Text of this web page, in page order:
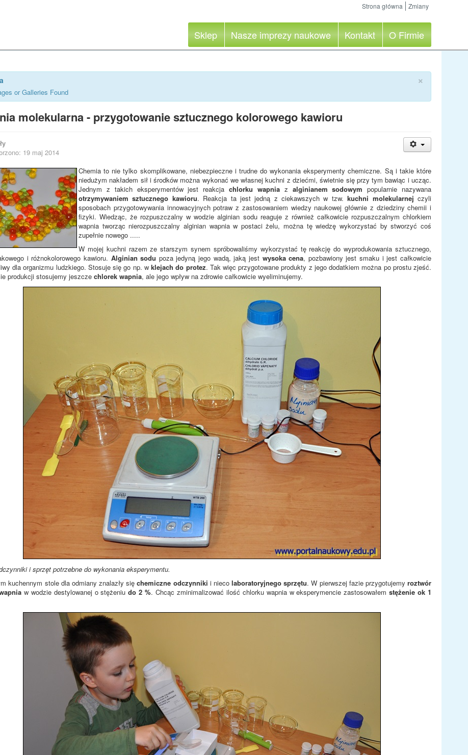
Strona główna Zmiany
Sklep Nasze imprezy naukowe Kontakt O Firmie
×
or Galleries Found
molekularna - przygotowanie sztucznego kolorowego kawioru
19 maj 2014
Chemia to nie tylko skomplikowane, niebezpieczne i trudne do wykonania eksperymenty chemiczne. Są i takie które
niedużym nakładem sił i środków można wykonać we własnej kuchni z dziećmi, świetnie się przy tym bawiąc i ucząc.
Jednym z takich eksperymentów jest reakcja chlorku wapniaz alginianem sodowym popularnie nazywana
otrzymywaniem sztucznego kawioru. Reakcja ta jest jedną z ciekawszych w tzw.kuchni molekularnej czyli
sposobach przygotowywania innowacyjnych potraw z zastosowaniem wiedzy naukowej głównie z dziedziny chemii i
fizyki. Wiedząc, że rozpuszczalny w wodzie alginian sodu reaguje z również całkowicie rozpuszczalnym chlorkiem
wapnia tworząc nierozpuszczalny alginian wapnia w postaci żelu, można tę wiedzę wykorzystać by stworzyć coś
zupełnie nowego .....
W mojej kuchni razem ze starszym synem spróbowaliśmy wykorzystać tę reakcję do wyprodukowania sztucznego,
i różnokolorowego kawioru. Alginian sodu poza jedyną jego wadą, jaką jest wysoka cena, pozbawiony jest smaku i jest całkowicie
dla organizmu ludzkiego. Stosuje się go np. wklejach do protez. Tak więc przygotowane produkty z jego dodatkiem można po prostu zjeść.
produkcji stosujemy jeszcze chlorek wapnia, ale jego wpływ na zdrowie całkowicie wyeliminujemy.
i sprzęt potrzebne do wykonania eksperymentu.
kuchennym stole dla odmiany znalazły sięchemiczne odczynniki i niecolaboratoryjnego sprzętu. W pierwszej fazie przygotujemyroztwór
w wodzie destylowanej o stężeniudo 2 %. Chcąc zminimalizować ilość chlorku wapnia w eksperymencie zastosowałemstężenie ok 1